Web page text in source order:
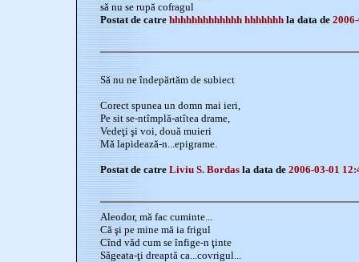
să nu se rupă cofragul
Postat de catre hhhhhhhhhhhhh hhhhhhh la data de
Să nu ne îndepărtăm de subiect
Corect spunea un domn mai ieri,
Pe sit se-ntîmplă-atîtea drame,
Vedeţi şi voi, două muieri
Mă lapidează-n...epigrame.
Postat de catre Liviu S. Bordas la data de 2006-03-01
Aleodor, mă fac cuminte...
Că şi pe mine mă ia frigul
Cînd văd cum se înfige-n ţinte
Săgeata-ţi dreaptă ca...covrigul...